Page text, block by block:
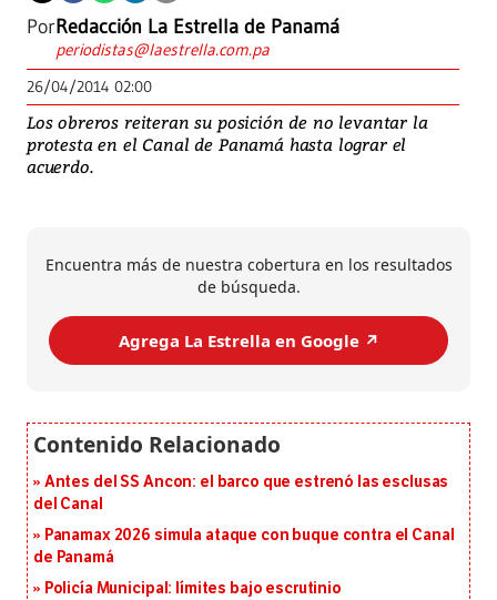
PorRedacción La Estrella de Panamá
periodistas@laestrella.com.pa
26/04/2014 02:00
Los obreros reiteran su posición de no levantar la
protesta en el Canal de Panamá hasta lograr el
acuerdo.
Encuentra más de nuestra cobertura en los resultados
de búsqueda.
Agrega La Estrella en Google ↗️
Antes del SS Ancon: el barco que estrenó las esclusas
del Canal
Panamax 2026 simula ataque con buque contra el Canal
de Panamá
Policía Municipal: límites bajo escrutinio